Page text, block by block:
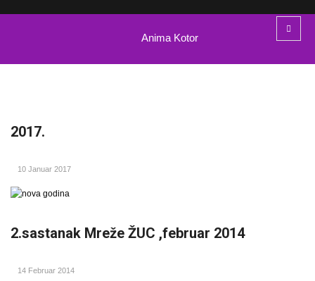
Anima Kotor
2017.
10 Januar 2017
2.sastanak Mreže ŽUC ,februar 2014
14 Februar 2014